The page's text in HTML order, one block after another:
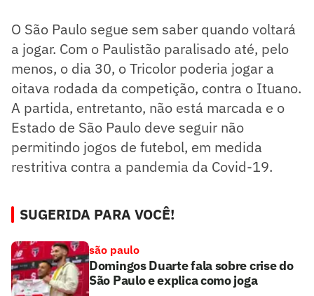
O São Paulo segue sem saber quando voltará
a jogar. Com o Paulistão paralisado até, pelo
menos, o dia 30, o Tricolor poderia jogar a
oitava rodada da competição, contra o Ituano.
A partida, entretanto, não está marcada e o
Estado de São Paulo deve seguir não
permitindo jogos de futebol, em medida
restritiva contra a pandemia da Covid-19.
SUGERIDA PARA VOCÊ!
são paulo
Domingos Duarte fala sobre crise do
São Paulo e explica como joga